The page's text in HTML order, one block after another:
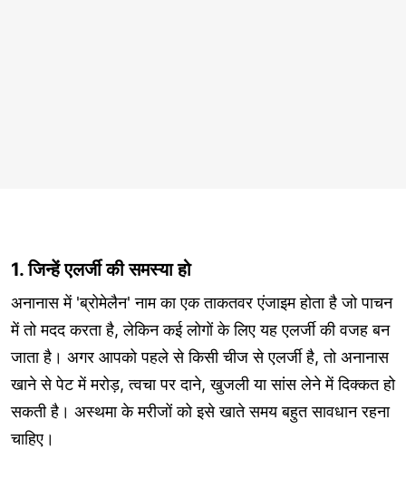
1. जिन्हें एलर्जी की समस्या हो
अनानास में 'ब्रोमेलैन' नाम का एक ताकतवर एंजाइम होता है जो पाचन
में तो मदद करता है, लेकिन कई लोगों के लिए यह एलर्जी की वजह बन
जाता है। अगर आपको पहले से किसी चीज से एलर्जी है, तो अनानास
खाने से पेट में मरोड़, त्वचा पर दाने, खुजली या सांस लेने में दिक्कत हो
सकती है। अस्थमा के मरीजों को इसे खाते समय बहुत सावधान रहना
चाहिए।